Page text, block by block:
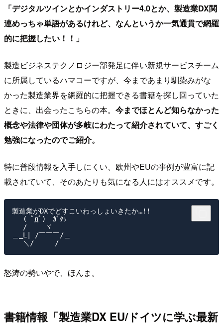
「デジタルツインとかインダストリー4.0とか、製造業DX関
連めっちゃ単語があるけれど、なんというか一気通貫で網羅
的に把握したい！！」
製造ビジネステクノロジー部発足に伴い新規サービスチーム
に所属しているハマコーですが、今まであまり馴染みがな
かった製造業界を網羅的に把握できる書籍を探し回っていた
ときに、出会ったこちらの本。 今までほとんど知らなかった
概念や法律や団体が多岐にわたって紹介されていて、すごく
勉強になったのでご紹介。
特に普段情報を入手しにくい、欧州やEUの事例が豊富に記
載されていて、そのあたりも気になる人にはオススメです。
製造業がDXでどすこいわっしょいきたか…!!
( ﾟдﾟ)　ｶﾞﾀｯ
/　　 ヾ
＿_L| /￣￣￣/＿
怒涛の勢いやで、ほんま。
書籍情報「製造業DX EU/ドイツに学ぶ最新